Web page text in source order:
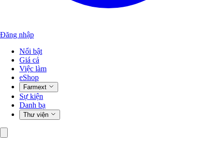
Đăng nhập
Nổi bật
Giá cả
Việc làm
eShop
Farmext
Sự kiện
Danh bạ
Thư viện